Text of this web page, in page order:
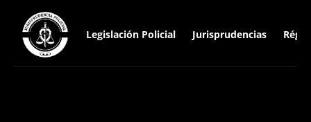
Legislación Policial Jurisprudencias